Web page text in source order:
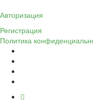
Авторизация
Регистрация
Политика